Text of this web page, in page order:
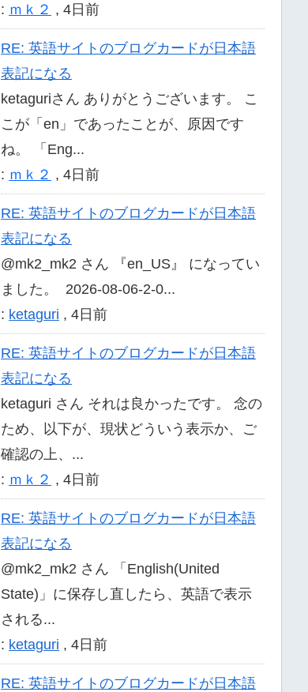
: ｍｋ２ , 4日前
RE: 英語サイトのブログカードが日本語
表記になる
ketaguriさん ありがとうございます。 こ
こが「en」であったことが、原因です
ね。 「Eng...
: ｍｋ２ , 4日前
RE: 英語サイトのブログカードが日本語
表記になる
@mk2_mk2 さん 『en_US』 になってい
ました。 2026-08-06-2-0...
: ketaguri , 4日前
RE: 英語サイトのブログカードが日本語
表記になる
ketaguri さん それは良かったです。 念の
ため、以下が、現状どういう表示か、ご
確認の上、...
: ｍｋ２ , 4日前
RE: 英語サイトのブログカードが日本語
表記になる
@mk2_mk2 さん 「English(United
State)」に保存し直したら、英語で表示
される...
: ketaguri , 4日前
RE: 英語サイトのブログカードが日本語